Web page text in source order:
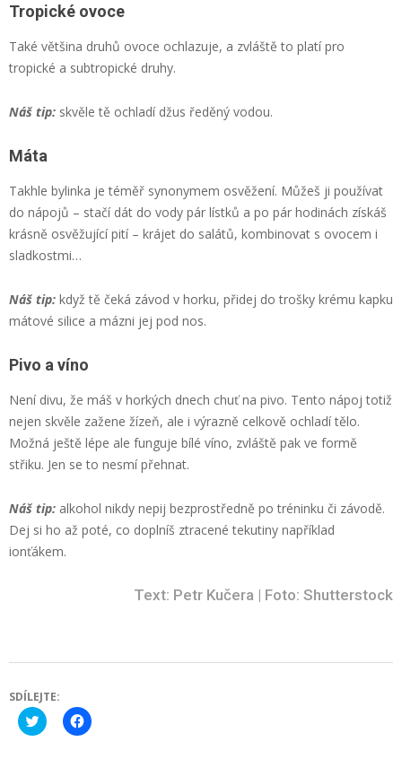
Tropické ovoce
Také většina druhů ovoce ochlazuje, a zvláště to platí pro
tropické a subtropické druhy.
Náš tip: skvěle tě ochladí džus ředěný vodou.
Máta
Takhle bylinka je téměř synonymem osvěžení. Můžeš ji používat
do nápojů – stačí dát do vody pár lístků a po pár hodinách získáš
krásně osvěžující pití – krájet do salátů, kombinovat s ovocem i
sladkostmi…
Náš tip: když tě čeká závod v horku, přidej do trošky krému kapku
mátové silice a mázni jej pod nos.
Pivo a víno
Není divu, že máš v horkých dnech chuť na pivo. Tento nápoj totiž
nejen skvěle zažene žízeň, ale i výrazně celkově ochladí tělo.
Možná ještě lépe ale funguje bílé víno, zvláště pak ve formě
střiku. Jen se to nesmí přehnat.
Náš tip: alkohol nikdy nepij bezprostředně po tréninku či závodě.
Dej si ho až poté, co doplníš ztracené tekutiny například
ionťákem.
Text: Petr Kučera | Foto: Shutterstock
SDÍLEJTE:
Click
to
Click
to